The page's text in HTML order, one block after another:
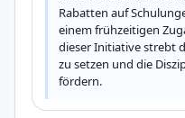
Rabatten auf
einem frühzeitigen
dieser Initiative strebt
zu setzen und die
fördern.